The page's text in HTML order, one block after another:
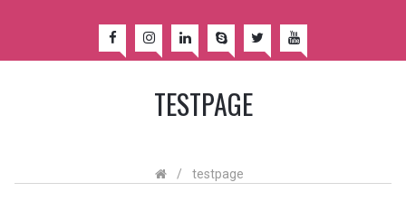
TESTPAGE
/ testpage